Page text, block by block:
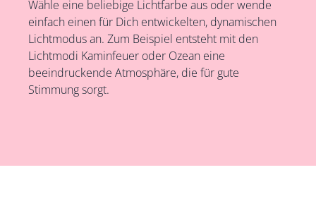
Wähle eine beliebige Lichtfarbe aus oder wende
einfach einen für Dich entwickelten, dynamischen
Lichtmodus an. Zum Beispiel entsteht mit den
Lichtmodi Kaminfeuer oder Ozean eine
beeindruckende Atmosphäre, die für gute
Stimmung sorgt.